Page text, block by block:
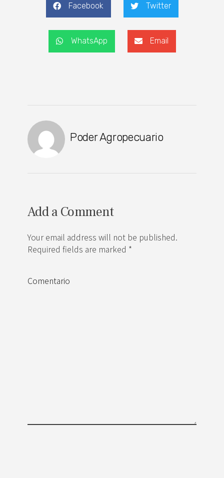
Facebook Twitter
WhatsApp Email
Poder Agropecuario
Add a Comment
Your email address will not be published.
Required fields are marked *
Comentario